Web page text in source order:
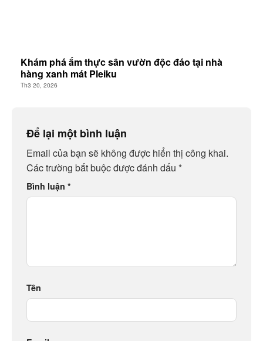
Khám phá ẩm thực sân vườn độc đáo tại nhà
hàng xanh mát Pleiku
Th3 20, 2026
Để lại một bình luận
Email của bạn sẽ không được hiển thị công khai.
Các trường bắt buộc được đánh dấu *
Bình luận *
Tên